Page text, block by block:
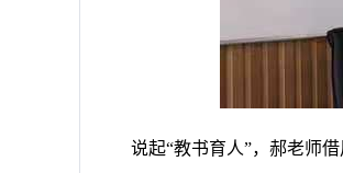
说起“教书育人”，郝老师